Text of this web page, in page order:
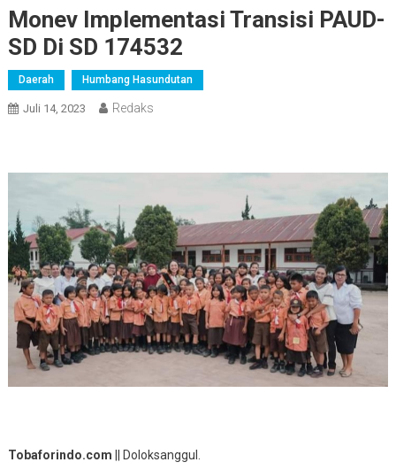
Monev Implementasi Transisi PAUD-
SD Di SD 174532
Daerah Humbang Hasundutan
Juli 14, 2023 Redaks
Tobaforindo.com || Doloksanggul.